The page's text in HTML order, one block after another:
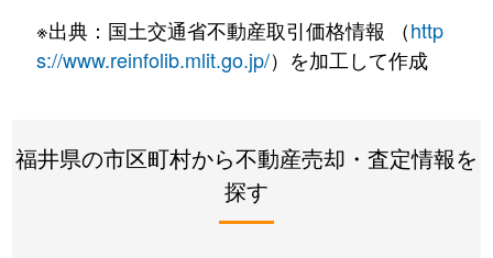
※出典：国土交通省不動産取引価格情報 （http
s://www.reinfolib.mlit.go.jp/）を加工して作成
福井県の市区町村から不動産売却・査定情報を
探す